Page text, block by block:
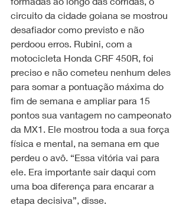
circuito da cidade goiana se mostrou
desafiador como previsto e não
perdoou erros. Rubini, com a
motocicleta Honda CRF 450R, foi
preciso e não cometeu nenhum deles
para somar a pontuação máxima do
fim de semana e ampliar para 15
pontos sua vantagem no campeonato
da MX1. Ele mostrou toda a sua força
física e mental, na semana em que
perdeu o avô. “Essa vitória vai para
ele. Era importante sair daqui com
uma boa diferença para encarar a
etapa decisiva”, disse.